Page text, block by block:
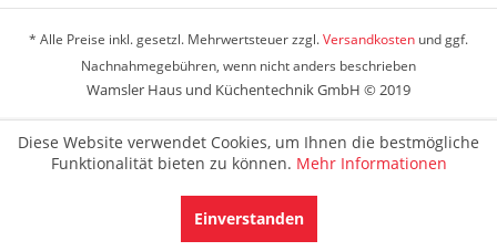
* Alle Preise inkl. gesetzl. Mehrwertsteuer zzgl.Versandkosten und ggf.
Nachnahmegebühren, wenn nicht anders beschrieben
Wamsler Haus und Küchentechnik GmbH © 2019
Diese Website verwendet Cookies, um Ihnen die bestmögliche
Funktionalität bieten zu können. Mehr Informationen
Einverstanden